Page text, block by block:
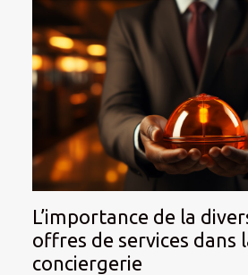
L’importance de la
offres de services dans
conciergerie